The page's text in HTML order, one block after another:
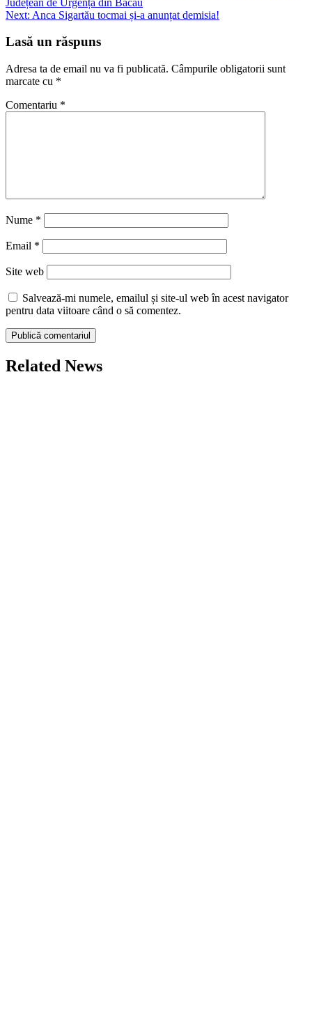
Next: Anca Sigartău tocmai și-a anunțat demisia!
Lasă un răspuns
Adresa ta de email nu va fi publicată. Câmpurile obligatorii sunt
marcate cu *
Comentariu *
Nume *
Email *
Site web
Salvează-mi numele, emailul și site-ul web în acest navigator
pentru data viitoare când o să comentez.
Related News